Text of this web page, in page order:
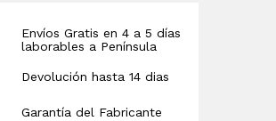
Envíos Gratis en 4 a 5 días
laborables a Península
Devolución hasta 14 dias
Garantía del Fabricante